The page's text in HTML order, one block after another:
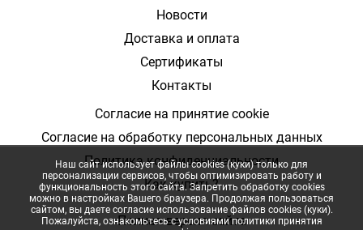
Новости
Доставка и оплата
Сертификаты
Контакты
Согласие на принятие cookie
Согласие на обработку персональных данных
Политика конфиденциальности
Как купить?
Полная верcия сайта
Наш сайт использует файлы cookies (куки) только для
персонализации сервисов, чтобы оптимизировать работу и
функциональность этого сайта. Запретить обработку cookies
можно в настройках Вашего браузера. Продолжая пользоваться
сайтом, вы даете согласие использование файлов cookies (куки).
Пожалуйста, ознакомьтесь с условиями политики принятия